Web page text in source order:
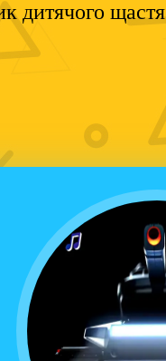
дитячого щастя